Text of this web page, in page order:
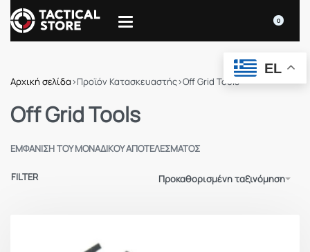
0
Αρχική σελίδα›Προϊόν Κατασκευαστής›Off Grid Tools
Off Grid Tools
ΕΜΦΆΝΙΣΗ ΤΟΥ ΜΟΝΑΔΙΚΟΎ ΑΠΟΤΕΛΈΣΜΑΤΟΣ
Προκαθορισμένη ταξινόμηση
FILTER
EL